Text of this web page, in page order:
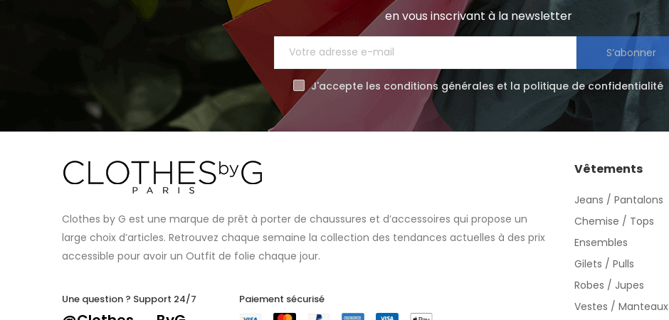
en vous inscrivant à la newsletter
S’abonner
J'accepte les conditions générales et la politique de confidentialité
Clothes by G est une marque de prêt à porter de chaussures et d’accessoires qui propose un
large choix d’articles. Retrouvez chaque semaine la collection des tendances actuelles à des prix
accessible pour avoir un Outfit de folie chaque jour.
Une question ? Support 24/7 Paiement sécurisé
Vêtements
Jeans / Pantalons
Chemise / Tops
Ensembles
Gilets / Pulls
Robes / Jupes
Vestes / Manteaux